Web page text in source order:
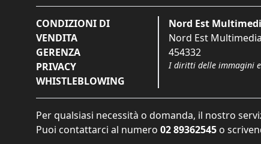
CONDIZIONI DI
VENDITA
GERENZA
PRIVACY
WHISTLEBLOWING
Nord Est
Nord Est Multimedia
454332
I diritti delle immagini
Per qualsiasi necessità o domanda, il nostro
Puoi contattarci al numero 02 89362545 o